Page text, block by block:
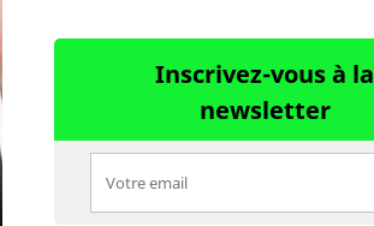
Inscrivez-vous à la
newsletter